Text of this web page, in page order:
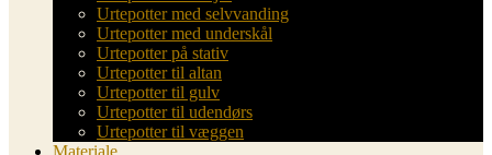
Urtepotter med selvvanding
Urtepotter med underskål
Urtepotter på stativ
Urtepotter til altan
Urtepotter til gulv
Urtepotter til udendørs
Urtepotter til væggen
Materiale